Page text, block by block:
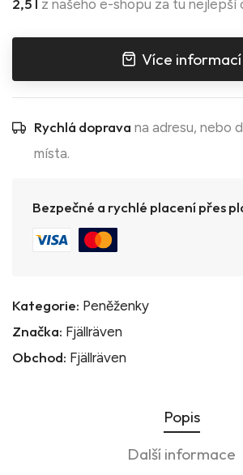
z našeho e-shopu za tu nejlepší
Více informací
Rychlá doprava na adresu, nebo
místa.
Bezpečné a rychlé placení přes
Kategorie: Peněženky
Značka: Fjällräven
Obchod: Fjällräven
Popis
Další informace